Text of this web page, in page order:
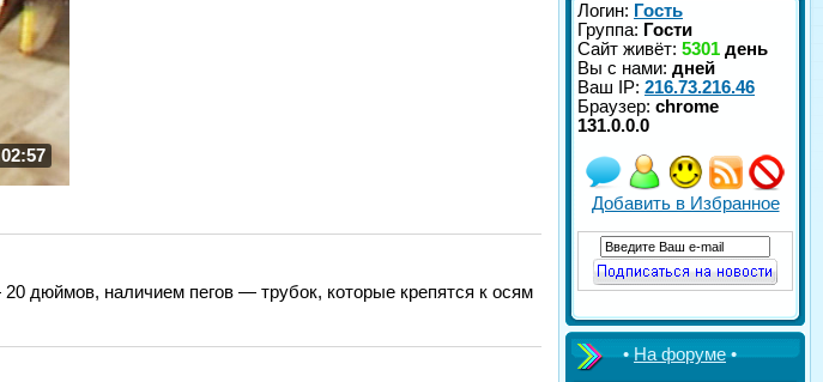
дюймов, наличием пегов — трубок, которые крепятся к осям
Логин: Гость
Группа: Гости
Сайт живёт: 5301 день
Вы с нами: дней
Ваш IP: 216.73.216.46
Браузер: chrome
131.0.0.0
Добавить в Избранное
•На форуме•